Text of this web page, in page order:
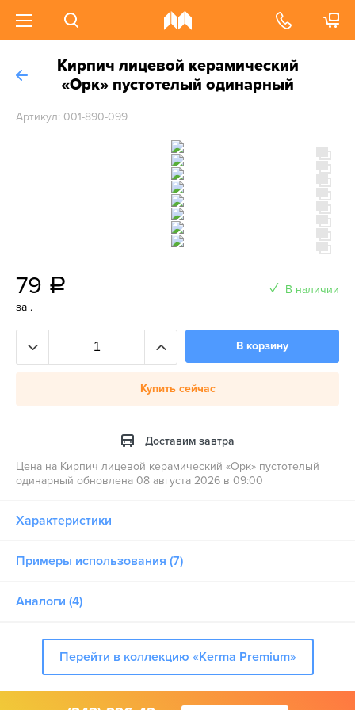
Кирпич лицевой керамический
«Орк» пустотелый одинарный
Артикул: 001-890-099
79 a
за .
В наличии
В корзину
Купить сейчас
Доставим завтра
Цена на Кирпич лицевой керамический «Орк» пустотелый
одинарный обновлена 08 августа 2026 в 09:00
Характеристики
Примеры использования (7)
Аналоги (4)
Перейти в коллекцию «Kerma Premium»